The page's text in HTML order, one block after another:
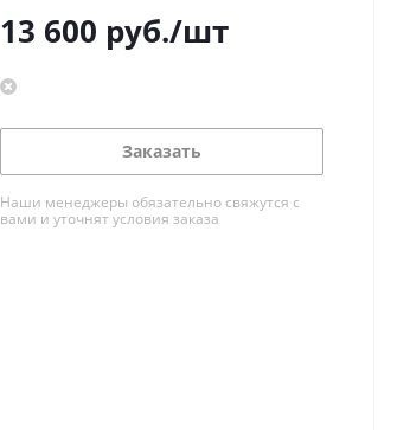
13 600 руб./шт
Заказать
Наши менеджеры обязательно свяжутся с
вами и уточнят условия заказа